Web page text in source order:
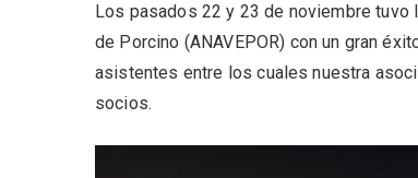
Los pasados 22 y 23 de noviembre tuvo
de Porcino (ANAVEPOR) con un gran
asistentes entre los cuales nuestra
socios.